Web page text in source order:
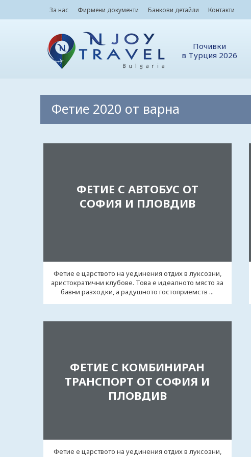
За нас Фирмени документи Банкови детайли Контакти
Почивки
в Турция 2026
Фетие 2020 от варна
ФЕТИЕ С АВТОБУС ОТ
СОФИЯ И ПЛОВДИВ
Фетие е царството на уединения отдих в луксозни,
аристократични клубове. Това е идеалното място за
бавни разходки, а радушното гостоприемств ...
ФЕТИЕ С КОМБИНИРАН
ТРАНСПОРТ ОТ СОФИЯ И
ПЛОВДИВ
Фетие е царството на уединения отдих в луксозни,